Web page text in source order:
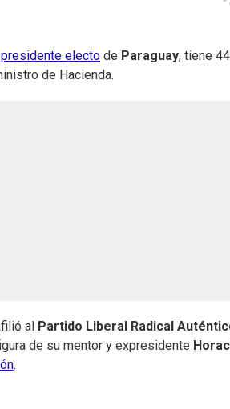
electo de Paraguay, tiene
de Hacienda.
al Partido Liberal Radical
de su mentor y expresidente
.